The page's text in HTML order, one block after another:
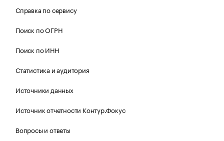
Справка по сервису
Поиск по ОГРН
Поиск по ИНН
Статистика и аудитория
Источники данных
Источник отчетности Контур.Фокус
Вопросы и ответы